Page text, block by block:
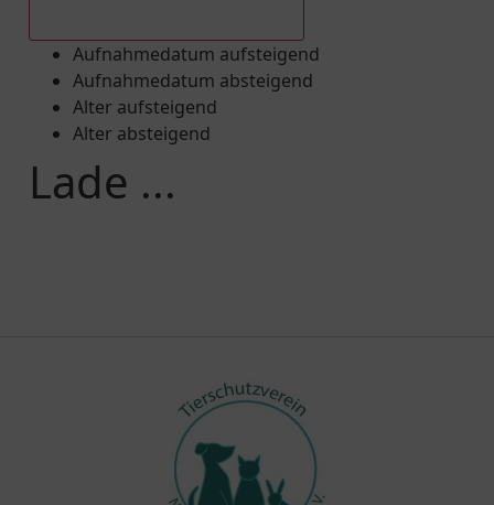
Aufnahmedatum aufsteigend
Aufnahmedatum absteigend
Alter aufsteigend
Alter absteigend
Lade ...